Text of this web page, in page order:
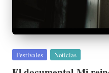
n
es
C
Publicada
Festivales Noticias